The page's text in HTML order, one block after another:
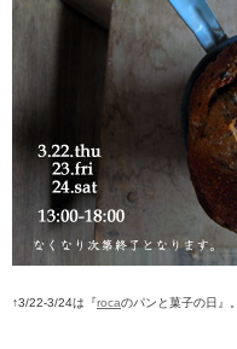
↑3/22-3/24は『rocaのパンと菓子の日』。